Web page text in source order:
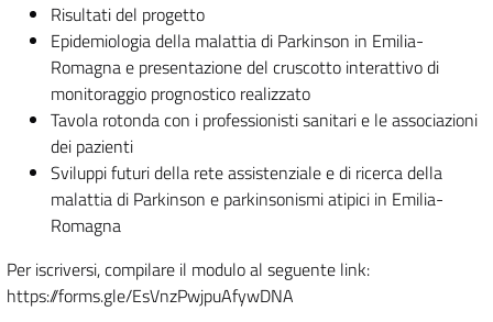
Risultati del progetto
Epidemiologia della malattia di Parkinson in Emilia-
Romagna e presentazione del cruscotto interattivo di
monitoraggio prognostico realizzato
Tavola rotonda con i professionisti sanitari e le associazioni
dei pazienti
Sviluppi futuri della rete assistenziale e di ricerca della
malattia di Parkinson e parkinsonismi atipici in Emilia-
Romagna
Per iscriversi, compilare il modulo al seguente link:
https://forms.gle/EsVnzPwjpuAfywDNA